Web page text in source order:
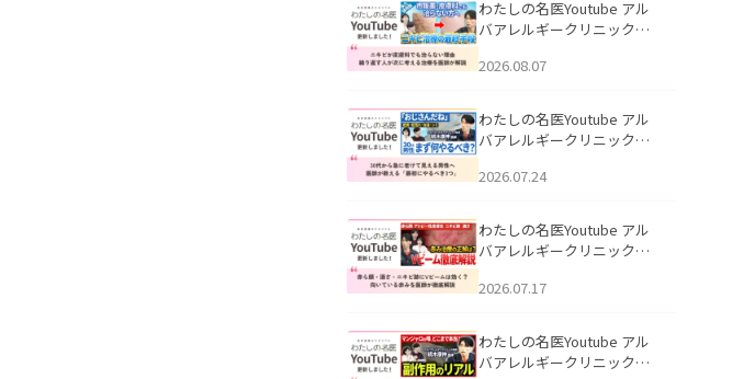
わたしの名医Youtube アル
バアレルギークリニック札
らない理由｜繰り返す人が
説」を公開いたしました。
2026.08.07
わたしの名医Youtube アル
バアレルギークリニック札
える男性へ｜医師が教える
公開いたしました。
2026.07.24
わたしの名医Youtube アル
バアレルギークリニック札
跡にVビームは効く？向いて
説」を公開いたしました。
2026.07.17
わたしの名医Youtube アル
バアレルギークリニック札